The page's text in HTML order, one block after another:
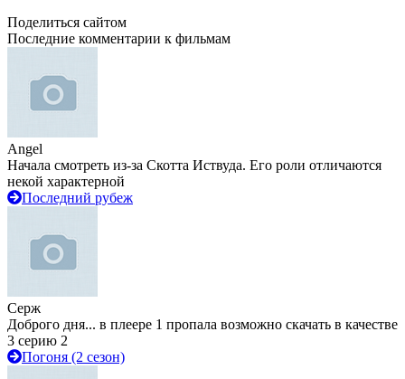
Поделиться сайтом
Последние комментарии к фильмам
Angel
Начала смотреть из-за Скотта Иствуда. Его роли отличаются
некой характерной
Последний рубеж
Серж
Доброго дня... в плеере 1 пропала возможно скачать в качестве
3 серию 2
Погоня (2 сезон)